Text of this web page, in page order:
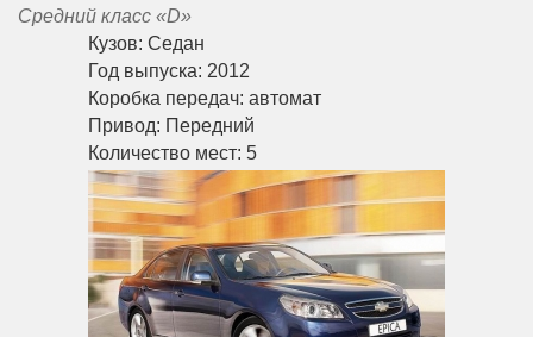
Средний класс «D»
Кузов: Седан
Год выпуска: 2012
Коробка передач: автомат
Привод: Передний
Количество мест: 5